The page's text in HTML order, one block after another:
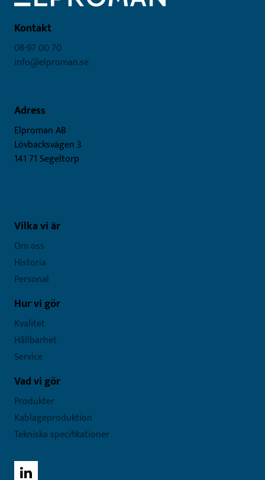
Kontakt
08-97 00 70
info@elproman.se
Adress
Elproman AB
Lövbacksvägen 3
141 71 Segeltorp
Vilka vi är
Om oss
Historia
Personal
Hur vi gör
Kvalitet
Hållbarhet
Service
Vad vi gör
Produkter
Kablageproduktion
Tekniska specifikationer